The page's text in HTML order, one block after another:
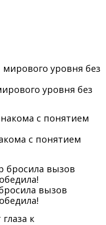
уровня без
с понятием
вызов